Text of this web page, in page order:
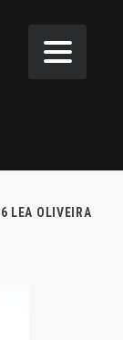
6 LEA OLIVEIRA